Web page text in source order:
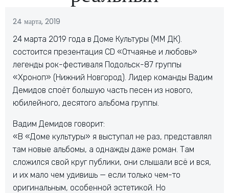
24 марта, 2019
24 марта 2019 года в Доме Культуры (ММ ДК).
состоится презентация CD «Отчаянье и любовь»
легенды рок-фестиваля Подольск-87 группы
«Хроноп» (Нижний Новгород). Лидер команды Вадим
Демидов споёт большую часть песен из нового,
юбилейного, десятого альбома группы.
Вадим Демидов говорит:
«В «Доме культуры» я выступал не раз, представлял
там новые альбомы, а однажды даже роман. Там
сложился свой круг публики, они слышали всё и вся,
и их мало чем удивишь — если только чем-то
оригинальным, особенной эстетикой. Но